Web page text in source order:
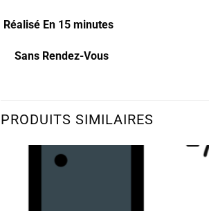
Réalisé En 15 minutes
Sans Rendez-Vous
PRODUITS SIMILAIRES